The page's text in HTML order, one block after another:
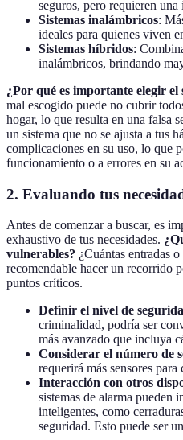
seguros, pero requieren
Sistemas inalámbricos:
ideales para quienes viven
Sistemas híbridos:
inalámbricos, brindando
¿Por qué es importante elegir el
mal escogido puede no cubrir
hogar, lo que resulta en una falsa
un sistema que no se ajusta a tus
complicaciones en su uso, lo que
funcionamiento o a errores en su
2. Evaluando tus
Antes de comenzar a buscar, es
exhaustivo de tus necesidades.
vulnerables? ¿Cuántas entradas
recomendable hacer un recorrido
puntos críticos.
Definir el nivel de
criminalidad, podría ser
más avanzado que incluya
Considerar el número de
requerirá más sensores
Interacción con otros
sistemas de alarma pueden
inteligentes, como
seguridad. Esto puede ser